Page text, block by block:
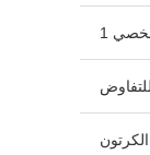
1
الكرتون